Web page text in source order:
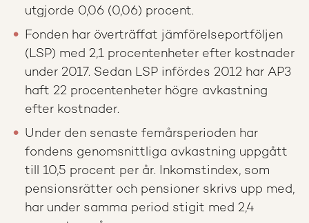
utgjorde 0,06 (0,06) procent.
Fonden har överträffat jämförelseportföljen
(LSP) med 2,1 procentenheter efter kostnader
under 2017. Sedan LSP infördes 2012 har AP3
haft 22 procentenheter högre avkastning
efter kostnader.
Under den senaste femårsperioden har
fondens genomsnittliga avkastning uppgått
till 10,5 procent per år. Inkomstindex, som
pensionsrätter och pensioner skrivs upp med,
har under samma period stigit med 2,4